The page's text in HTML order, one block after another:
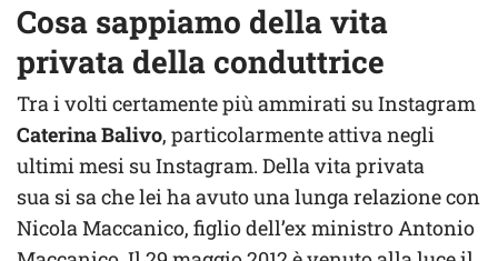
Cosa sappiamo della vita
privata della conduttrice
Tra i volti certamente più ammirati su Instagram
Caterina Balivo, particolarmente attiva negli
ultimi mesi su Instagram. Della vita privata
sua si sa che lei ha avuto una lunga relazione con
Nicola Maccanico, figlio dell’ex ministro Antonio